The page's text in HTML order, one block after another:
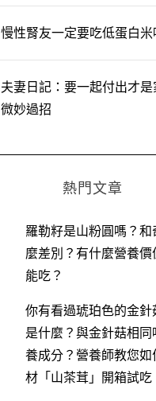
慢性腎友一定要吃低蛋白米
夫妻日記：要一起付出才
微妙過招
熱門文章
羅勒籽是山粉圓嗎？
麼差別？有什麼營養
能吃？
你有看過琥珀色的金針
是什麼？與金針菇相同
養成分？營養師教您如
材「山茶茸」開箱試吃